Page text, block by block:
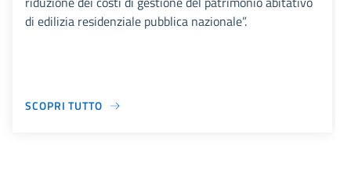
di edilizia residenziale pubblica nazionale”.
SCOPRI TUTTO